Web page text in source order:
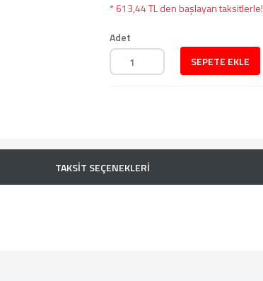
* 613,44 TL den başlayan taksitlerle!
Adet
SEPETE EKLE
TAKSİT SEÇENEKLERİ